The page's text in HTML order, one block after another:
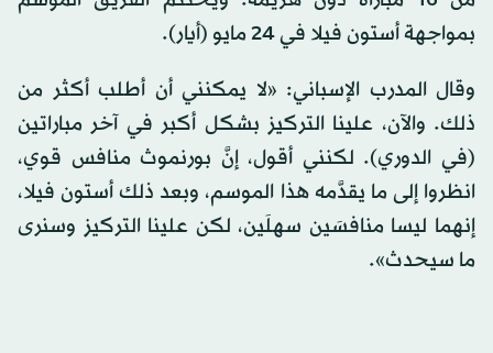
بمواجهة أستون فيلا في 24 مايو (أيار).
وقال المدرب الإسباني: «لا يمكنني أن أطلب أكثر من
ذلك. والآن، علينا التركيز بشكل أكبر في آخر مباراتين
(في الدوري). لكنني أقول، إنَّ بورنموث منافس قوي،
انظروا إلى ما يقدَّمه هذا الموسم، وبعد ذلك أستون فيلا،
إنهما ليسا منافسَين سهلَين، لكن علينا التركيز وسنرى
ما سيحدث».